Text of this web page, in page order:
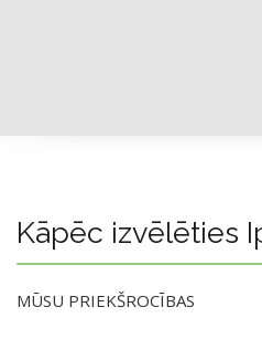
Kāpēc izvēlēties
MŪSU PRIEKŠROCĪBAS